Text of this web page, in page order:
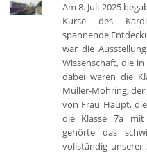
Am 8. Juli 2025
Kurse des
spannende
war die
Wissenschaft, die
dabei waren die
Müller-Möhring,
von Frau Haupt,
die Klasse 7a mit
gehörte das
vollständig unserer